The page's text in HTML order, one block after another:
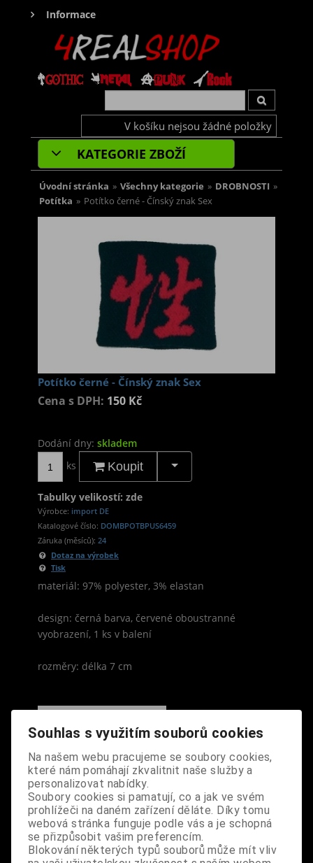
Informace
V košíku nejsou žádné položky
KATEGORIE ZBOŽÍ
Úvodní stránka » Všechny kategorie » DROBNOSTI »
Potítka » Potítko černé - Čínský znak Sex
Potítko černé - Čínský znak Sex
Cena s DPH: 150 Kč
Dodání dny: skladem
ks
Koupit
Tabulky velikostí: zde
Výrobce: import DE
Katalogové číslo: DOMBPOTBPUS6459
Záruka (měsíců): 24
Dotaz na výrobek
Tisk
materiál: 97% polyester, 3% elastan
design: černá barva, červené oboustranné
vyobrazení, 1 ks v balení
rozměry: délka 7 cm
S výrobkem se také prodává
Souhlas s využitím souborů cookies
Na našem webu pracujeme se soubory cookies,
které nám pomáhají zkvalitnit naše služby a
personalizovat nabídky.
Soubory cookies si pamatují, co a jak ve svém
prohlížeči na daném zařízení děláte. Díky tomu
webová stránka funguje podle vás a je schopná
se přizpůsobit vašim preferencím.
Blokování některých typů souborů může mít vliv